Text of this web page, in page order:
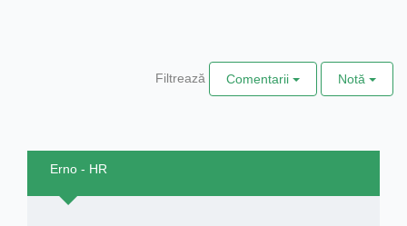
Filtrează Comentarii Notă
Erno - HR